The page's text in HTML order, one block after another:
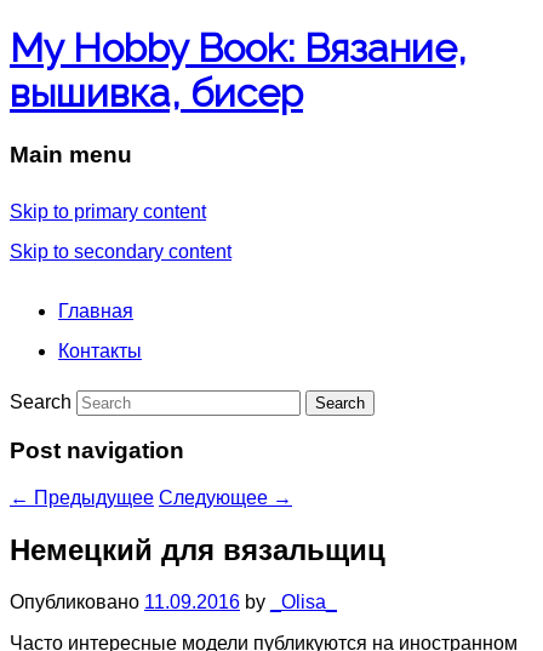
My Hobby Book: Вязание,
вышивка, бисер
Main menu
Skip to primary content
Skip to secondary content
Главная
Контакты
Search
Post navigation
← Предыдущее Следующее →
Немецкий для вязальщиц
Опубликовано 11.09.2016 by
_Olisa_
Часто интересные модели публикуются на иностранном